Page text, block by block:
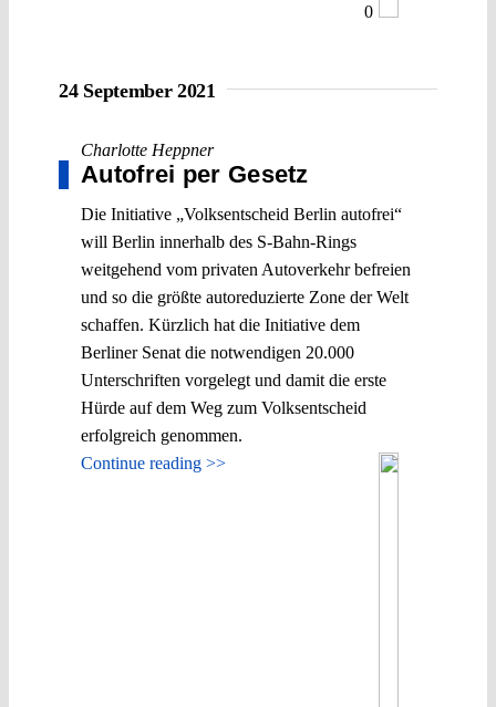
0
24 September 2021
Charlotte Heppner
Autofrei per Gesetz
Die Initiative „Volksentscheid Berlin autofrei“
will Berlin innerhalb des S-Bahn-Rings
weitgehend vom privaten Autoverkehr befreien
und so die größte autoreduzierte Zone der Welt
schaffen. Kürzlich hat die Initiative dem
Berliner Senat die notwendigen 20.000
Unterschriften vorgelegt und damit die erste
Hürde auf dem Weg zum Volksentscheid
erfolgreich genommen.
Continue reading >>